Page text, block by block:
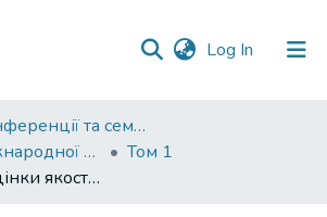
Log In (current)
012. Конференції та семінари НаУКМА
Матеріали міжнародної науково-практичної конференції "Менеджмент та маркетинг як фактори розвитку бізнесу в умовах економіки відновлення", 18-19 квітня 2023 р.
Том 1
Підходи до оцінки якості стратегічного розвитку підприємств